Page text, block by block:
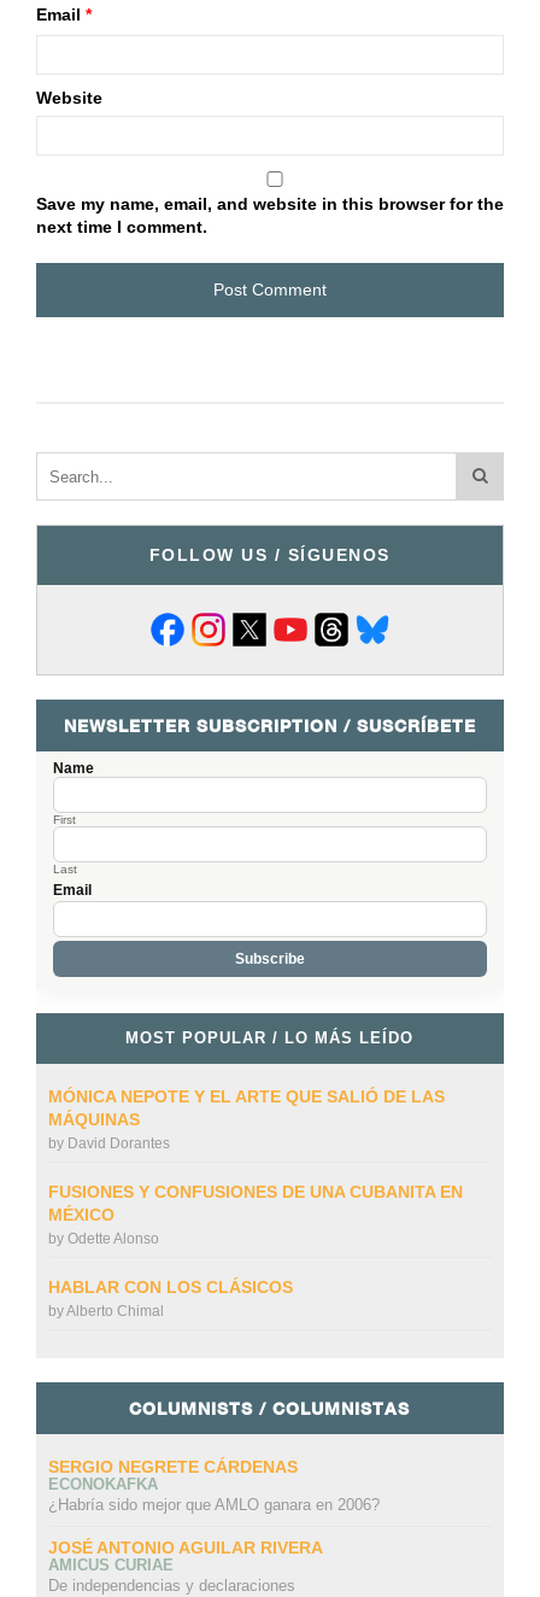
Email *
Website
Save my name, email, and website in this browser for the
next time I comment.
FOLLOW US / SÍGUENOS
NEWSLETTER SUBSCRIPTION / SUSCRÍBETE
Name
First
Last
Email
MOST POPULAR / LO MÁS LEÍDO
MÓNICA NEPOTE Y EL ARTE QUE SALIÓ DE LAS
MÁQUINAS
by David Dorantes
FUSIONES Y CONFUSIONES DE UNA CUBANITA EN
MÉXICO
by Odette Alonso
HABLAR CON LOS CLÁSICOS
byAlberto Chimal
COLUMNISTS / COLUMNISTAS
SERGIO NEGRETE CÁRDENAS
ECONOKAFKA
¿Habría sido mejor que AMLO ganara en 2006?
JOSÉ ANTONIO AGUILAR RIVERA
AMICUS CURIAE
De independencias y declaraciones